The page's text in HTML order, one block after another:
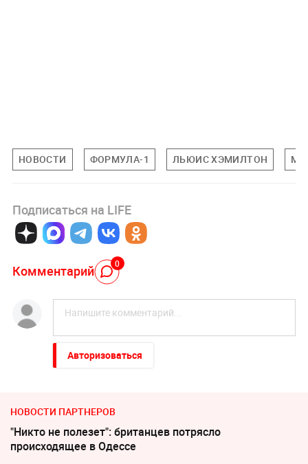
НОВОСТИ ФОРМУЛА-1 ЛЬЮИС ХЭМИЛТОН
Подписаться на LIFE
Комментарий 0
Авторизоваться
НОВОСТИ ПАРТНЕРОВ
"Никто не полезет": британцев потрясло
происходящее в Одессе